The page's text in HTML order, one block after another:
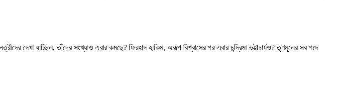
দেখা যাচ্ছিল, তাঁদের সংখ্যাও এবার কমছে? ফিরহাদ হাকিম, অরূপ বিশ্বাসের পর এবার চন্দ্রিমা ভট্টাচার্যও? তৃণমূলের সব পদে